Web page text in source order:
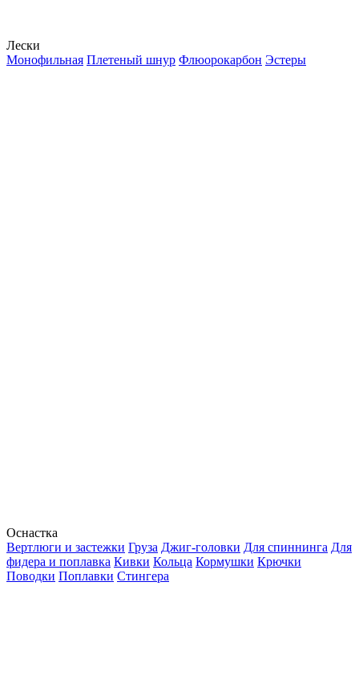
Лески
Монофильная Плетеный шнур Флюорокарбон Эстеры
Оснастка
Вертлюги и застежки Груза Джиг-головки Для спиннинга Для
фидера и поплавка Кивки Кольца Кормушки Крючки
Поводки Поплавки Стингера